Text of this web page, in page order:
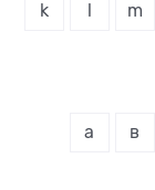
k m
а в